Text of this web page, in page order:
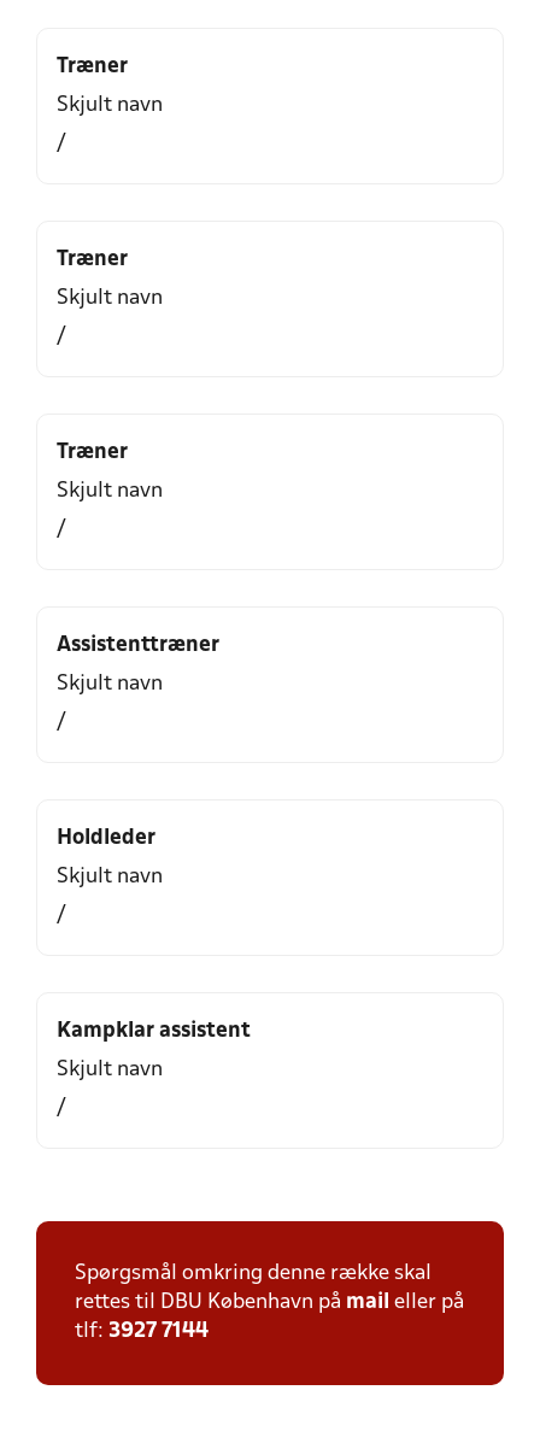
Træner
Skjult navn
/
Træner
Skjult navn
/
Træner
Skjult navn
/
Assistenttræner
Skjult navn
/
Holdleder
Skjult navn
/
Kampklar assistent
Skjult navn
/
Spørgsmål omkring denne række skal
rettes til DBU København på mail eller på
tlf: 3927 7144